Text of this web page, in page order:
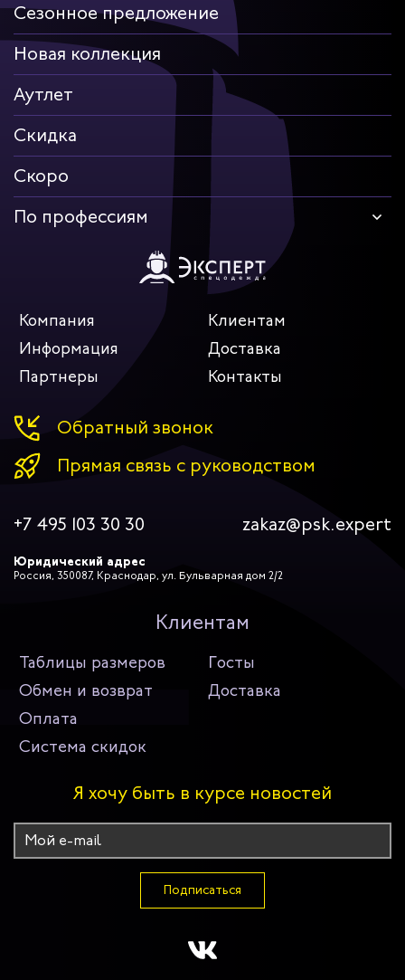
Сезонное предложение
Новая коллекция
Аутлет
Скидка
Скоро
По профессиям
Компания
Клиентам
Информация
Доставка
Партнеры
Контакты
Обратный звонок
Прямая связь с руководством
+7 495 103 30 30 zakaz@psk.expert
Юридический адрес
Россия, 350087, Краснодар, ул. Бульварная дом 2/2
Клиентам
Таблицы размеров
Госты
Обмен и возврат
Доставка
Оплата
Система скидок
Я хочу быть в курсе новостей
Подписаться